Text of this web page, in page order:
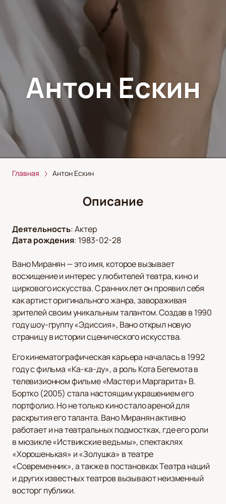
Антон Ескин
Главная Антон Ескин
Описание
Деятельность:Актер
Дата рождения: 1983-02-28
Вано Миранян — это имя, которое вызывает
восхищение и интерес у любителей театра, кино и
циркового искусства. С ранних лет он проявил себя
как артист оригинального жанра, завораживая
зрителей своим уникальным талантом. Создав в 1990
году шоу-группу «Эдиссия», Вано открыл новую
страницу в истории сценического искусства.
Его кинематографическая карьера началась в 1992
году с фильма «Ка-ка-ду», а роль Кота Бегемота в
телевизионном фильме «Мастер и Маргарита» В.
Бортко (2005) стала настоящим украшением его
портфолио. Но не только кино стало ареной для
раскрытия его таланта. Вано Миранян активно
работает и на театральных подмостках, где его роли
в мюзикле «Иствикские ведьмы», спектаклях
«Хорошенькая» и «Золушка» в театре
«Современник», а также в постановках Театра наций
и других известных театров вызывают неизменный
восторг публики.